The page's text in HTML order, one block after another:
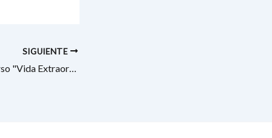
SIGUIENTE
Lanzamiento de Curso "Vida Extraordinaria"